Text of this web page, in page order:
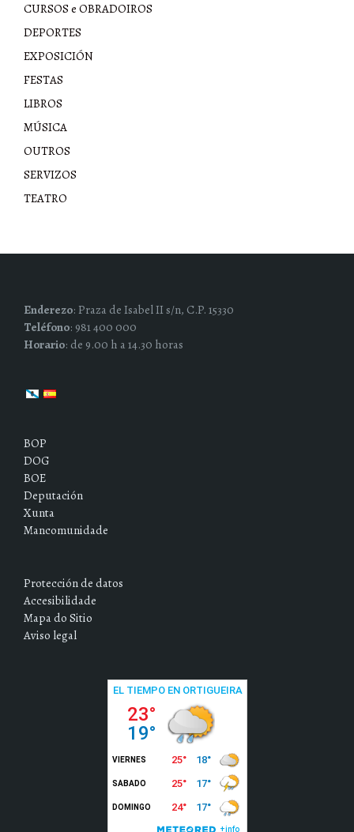
CURSOS e OBRADOIROS
DEPORTES
EXPOSICIÓN
FESTAS
LIBROS
MÚSICA
OUTROS
SERVIZOS
TEATRO
Enderezo: Praza de Isabel II s/n, C.P. 15330
Teléfono: 981 400 000
Horario: de 9.00 h a 14.30 horas
BOP
DOG
BOE
Deputación
Xunta
Mancomunidade
Protección de datos
Accesibilidade
Mapa do Sitio
Aviso legal